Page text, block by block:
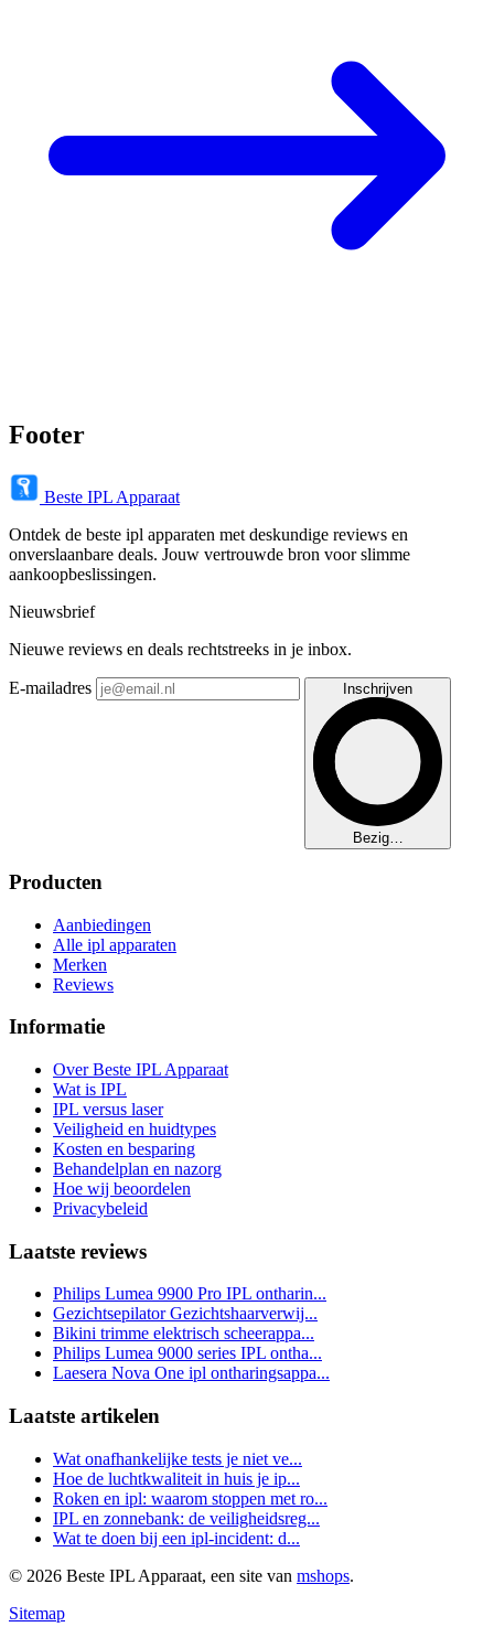
Footer
Beste IPL Apparaat
Ontdek de beste ipl apparaten met deskundige reviews en
onverslaanbare deals. Jouw vertrouwde bron voor slimme
aankoopbeslissingen.
Nieuwsbrief
Nieuwe reviews en deals rechtstreeks in je inbox.
E-mailadres Inschrijven
Bezig…
Producten
Aanbiedingen
Alle ipl apparaten
Merken
Reviews
Informatie
Over Beste IPL Apparaat
Wat is IPL
IPL versus laser
Veiligheid en huidtypes
Kosten en besparing
Behandelplan en nazorg
Hoe wij beoordelen
Privacybeleid
Laatste reviews
Philips Lumea 9900 Pro IPL ontharin...
Gezichtsepilator Gezichtshaarverwij...
Bikini trimme elektrisch scheerappa...
Philips Lumea 9000 series IPL ontha...
Laesera Nova One ipl ontharingsappa...
Laatste artikelen
Wat onafhankelijke tests je niet ve...
Hoe de luchtkwaliteit in huis je ip...
Roken en ipl: waarom stoppen met ro...
IPL en zonnebank: de veiligheidsreg...
Wat te doen bij een ipl-incident: d...
© 2026 Beste IPL Apparaat, een site van mshops.
Sitemap